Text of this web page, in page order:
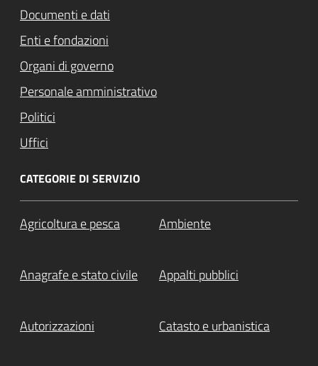
Documenti e dati
Enti e fondazioni
Organi di governo
Personale amministrativo
Politici
Uffici
CATEGORIE DI SERVIZIO
Agricoltura e pesca Ambiente
Anagrafe e stato civile Appalti pubblici
Autorizzazioni Catasto e urbanistica